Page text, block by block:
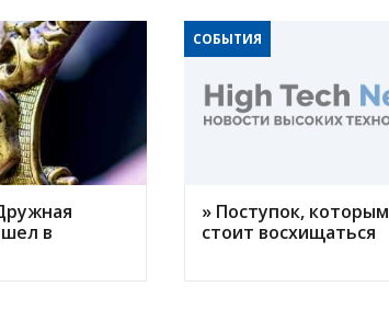
в
СОБЫТИЯ
» Поступок, которым
стоит восхищаться